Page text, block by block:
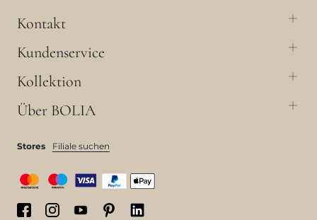
Kontakt
Kundenservice
Kollektion
Über BOLIA
Stores Filiale suchen